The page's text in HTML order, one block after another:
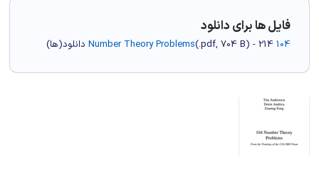
فایل ها برای دانلود
104 Number Theory Problems
(.pdf, 704 B) - 214 دانلود(ها)